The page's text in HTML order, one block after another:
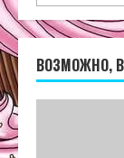
ВОЗМОЖНО,